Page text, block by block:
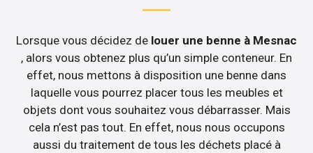
Lorsque vous décidez de louer une benne à Mesnac
, alors vous obtenez plus qu’un simple conteneur. En
effet, nous mettons à disposition une benne dans
laquelle vous pourrez placer tous les meubles et
objets dont vous souhaitez vous débarrasser. Mais
cela n’est pas tout. En effet, nous nous occupons
aussi du traitement de tous les déchets placé à